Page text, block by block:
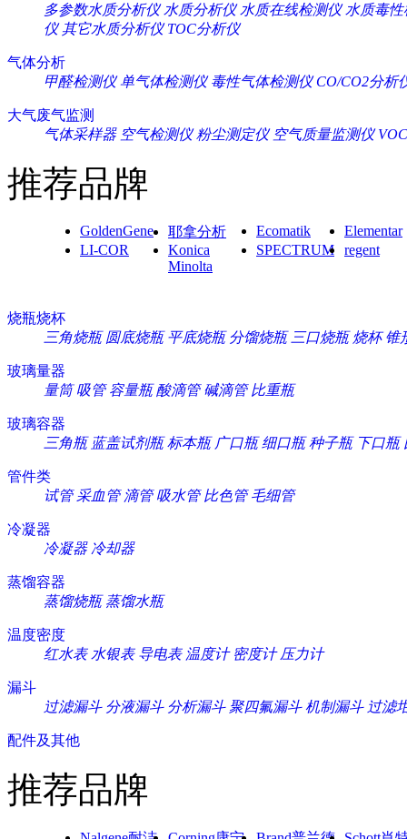
多参数水质分析仪 水质分析仪 水质在线检测仪 水质毒
仪 其它水质分析仪 TOC分析仪
气体分析
甲醛检测仪 单气体检测仪 毒性气体检测仪 CO/CO2分析
大气废气监测
气体采样器 空气检测仪 粉尘测定仪 空气质量监测仪
推荐品牌
GoldenGene 耶拿分析 Ecomatik
Elementar
LI-COR
Konica
Minolta
SPECTRUM regent
烧瓶烧杯
三角烧瓶 圆底烧瓶 平底烧瓶 分馏烧瓶 三口烧瓶 烧杯 锥
玻璃量器
量筒 吸管 容量瓶 酸滴管 碱滴管 比重瓶
玻璃容器
三角瓶 蓝盖试剂瓶 标本瓶 广口瓶 细口瓶 种子瓶 下口瓶
管件类
试管 采血管 滴管 吸水管 比色管 毛细管
冷凝器
冷凝器 冷却器
蒸馏容器
蒸馏烧瓶 蒸馏水瓶
温度密度
红水表 水银表 导电表 温度计 密度计 压力计
漏斗
过滤漏斗 分液漏斗 分析漏斗 聚四氟漏斗 机制漏斗 过滤
配件及其他
推荐品牌